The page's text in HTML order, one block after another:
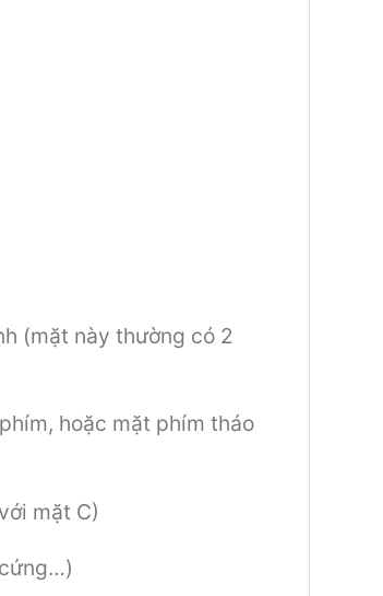
(mặt này thường có 2
hoặc mặt phím tháo
mặt C)